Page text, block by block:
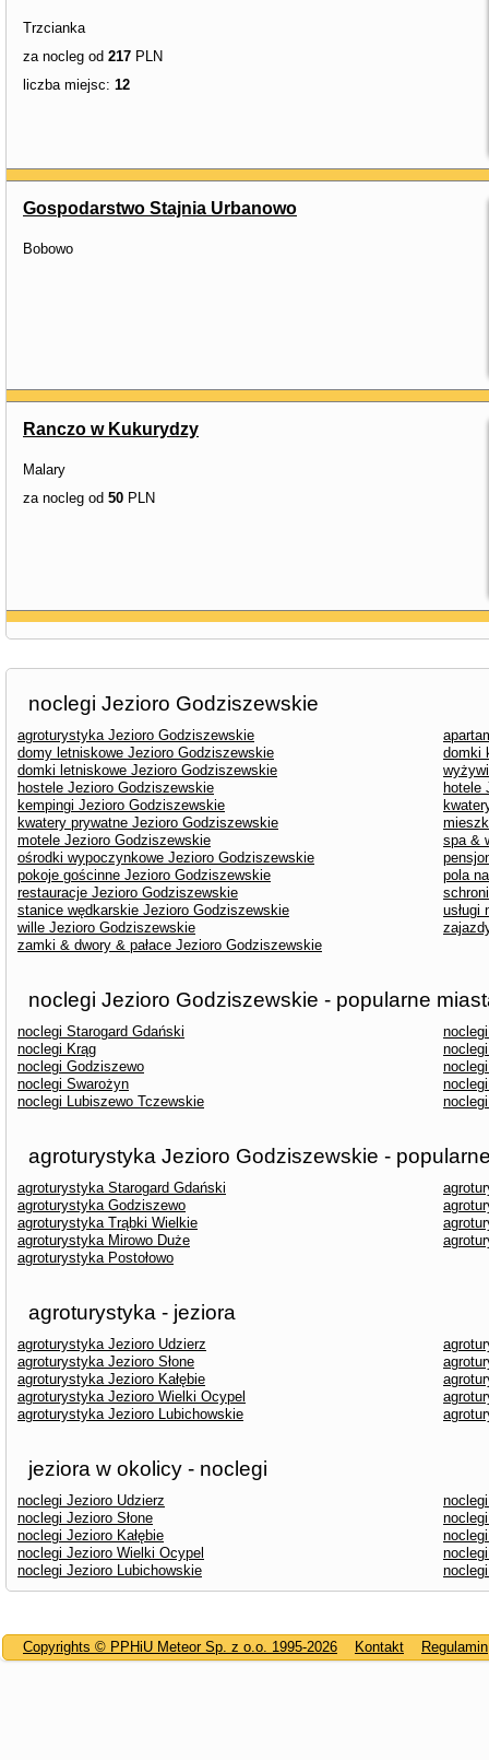
Trzcianka
za nocleg od 217 PLN
liczba miejsc: 12
Gospodarstwo Stajnia Urbanowo
Bobowo
Ranczo w Kukurydzy
Malary
za nocleg od 50 PLN
noclegi Jezioro Godziszewskie
agroturystyka Jezioro Godziszewskie
domy letniskowe Jezioro Godziszewskie
domki
domki letniskowe Jezioro Godziszewskie
hostele Jezioro Godziszewskie
hotele
kempingi Jezioro Godziszewskie
kwatery prywatne Jezioro Godziszewskie
motele Jezioro Godziszewskie
spa &
ośrodki wypoczynkowe Jezioro Godziszewskie
pokoje gościnne Jezioro Godziszewskie
pola
restauracje Jezioro Godziszewskie
stanice wędkarskie Jezioro Godziszewskie
usługi
wille Jezioro Godziszewskie
zamki & dwory & pałace Jezioro Godziszewskie
noclegi Jezioro Godziszewskie - popularne
noclegi Starogard Gdański
noclegi Krąg
noclegi Godziszewo
noclegi Swarożyn
noclegi Lubiszewo Tczewskie
agroturystyka Jezioro Godziszewskie -
agroturystyka Starogard Gdański
agroturystyka Godziszewo
agroturystyka Trąbki Wielkie
agroturystyka Mirowo Duże
agroturystyka Postołowo
agroturystyka - jeziora
agroturystyka Jezioro Udzierz
agroturystyka Jezioro Słone
agroturystyka Jezioro Kałębie
agroturystyka Jezioro Wielki Ocypel
agroturystyka Jezioro Lubichowskie
jeziora w okolicy - noclegi
noclegi Jezioro Udzierz
noclegi Jezioro Słone
noclegi Jezioro Kałębie
noclegi Jezioro Wielki Ocypel
noclegi Jezioro Lubichowskie
Copyrights © PPHiU Meteor Sp. z o.o. 1995-2026 Kontakt Regulamin